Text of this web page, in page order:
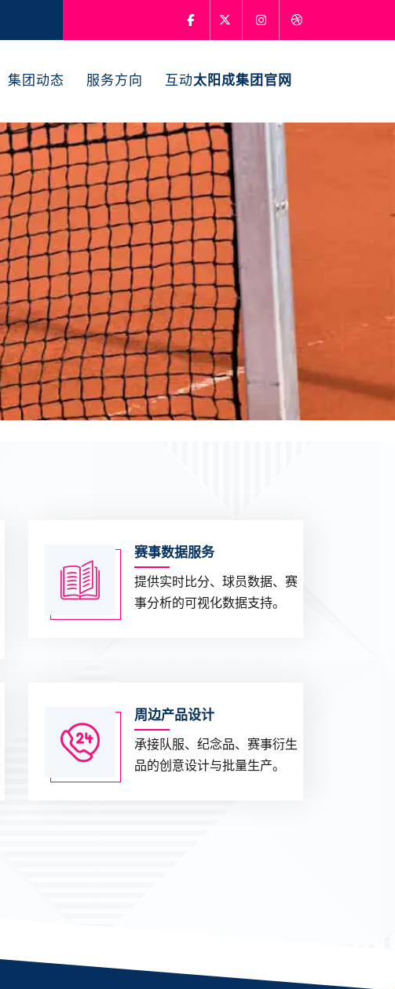
集团动态 服务方向 互动太阳成集团官网
赛事数据服务
提供实时比分、球员数据、赛
事分析的可视化数据支持。
周边产品设计
承接队服、纪念品、赛事衍生
品的创意设计与批量生产。